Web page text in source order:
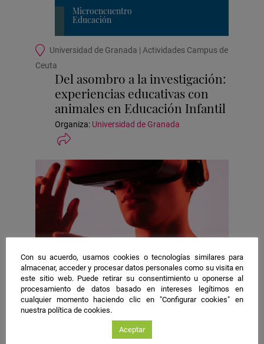
Microencuentro
Educación
Ubicación
la
actividad
Universidad de Granada | Actividades Campus de
Ceuta
Del asombro a la investigación:
experiencias educativas con
animales en Educación Infantil
Organiza: Universidad de Granada
Granada
Microencuentro
Economía
Universidad de Granada | Actividades Campus de
Con su acuerdo, usamos cookies o tecnologías similares para
almacenar, acceder y procesar datos personales como su visita en
este sitio web. Puede retirar su consentimiento u oponerse al
procesamiento de datos basado en intereses legítimos en
cualquier momento haciendo clic en "Configurar cookies" en
nuestra política de cookies.
Aceptar